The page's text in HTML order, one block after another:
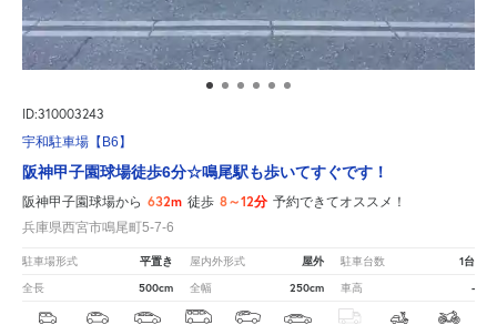
ID:310003243
宇和駐車場【B6】
阪神甲子園球場徒歩6分☆鳴尾駅も歩いてすぐです！
阪神甲子園球場から 632m 徒歩 8～12分 予約できてオススメ！
兵庫県西宮市鳴尾町5-7-6
駐車場形式 平置き 屋内外形式 屋外 駐車台数 1台
全長 500cm 全幅 250cm 車高 -